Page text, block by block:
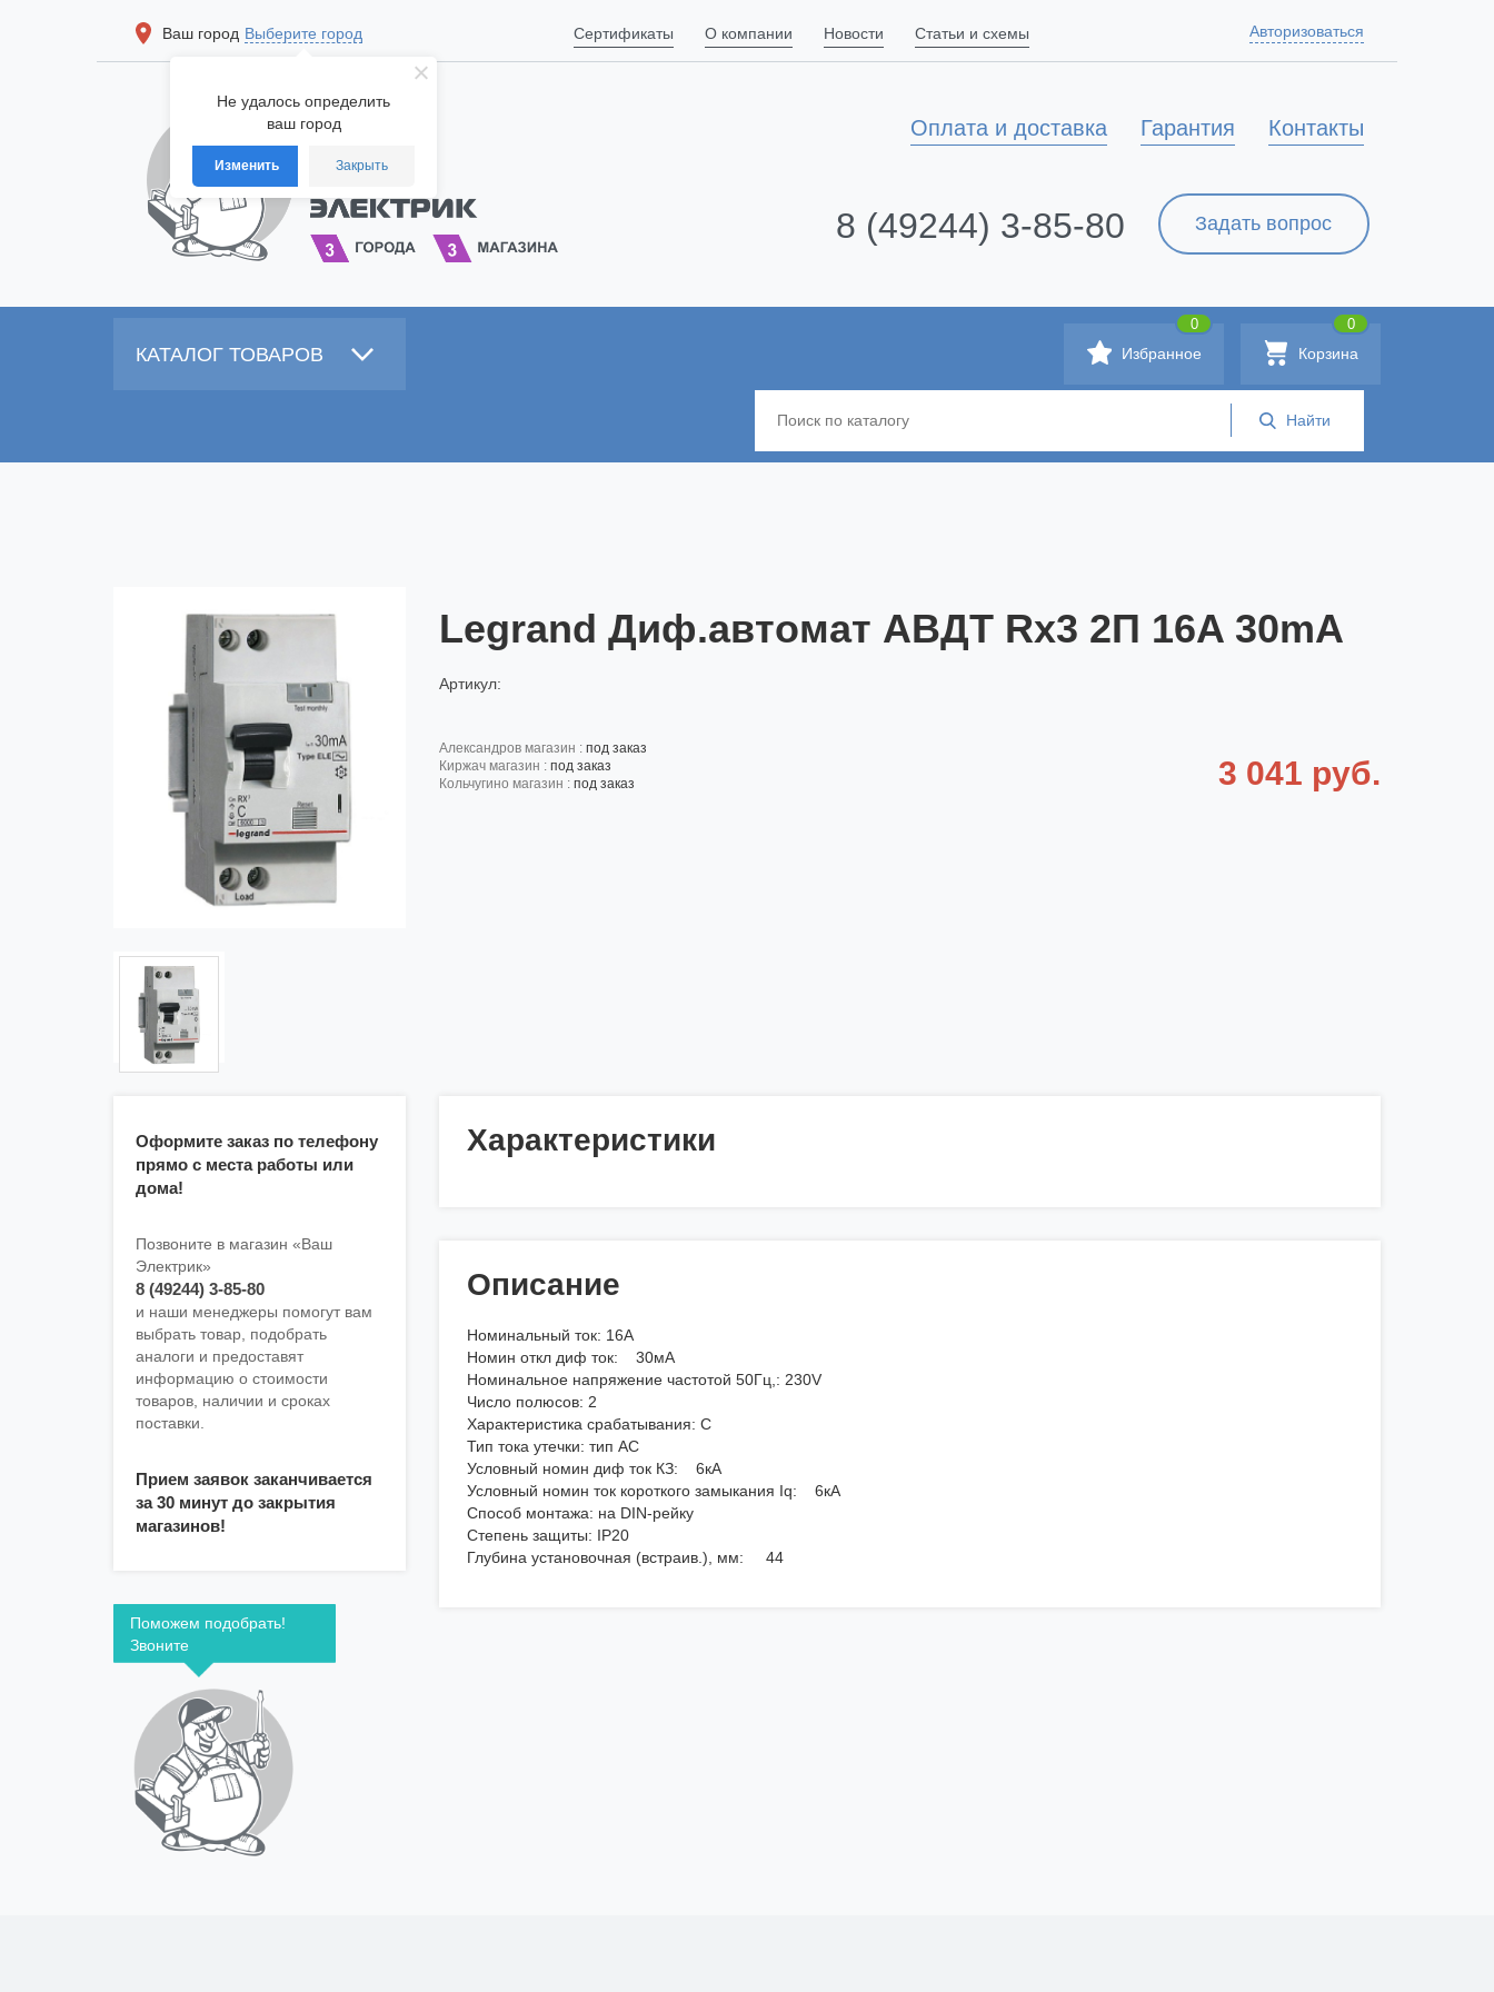
Не удалось определить
ваш город
Изменить Закрыть
Ваш город Выберите город Сертификаты О компании Новости Статьи и схемы Авторизоваться
Контакты
Гарантия
Оплата и доставка
Задать вопрос
8 (49244) 3-85-80
КАТАЛОГ ТОВАРОВ Корзина
0
Избранное
0
Legrand Диф.автомат АВДТ Rx3 2П 16A 30mA
Артикул:
александров магазин : под заказ
киржач магазин : под заказ
кольчугино магазин : под заказ 3 041 руб.
Оформите заказ по телефону
прямо с места работы или
дома!
Позвоните в магазин «Ваш
Электрик»
8 (49244) 3-85-80
и наши менеджеры помогут вам
выбрать товар, подобрать
аналоги и предоставят
информацию о стоимости
товаров, наличии и сроках
поставки.
Прием заявок заканчивается
за 30 минут до закрытия
магазинов!
Поможем подобрать!
Звоните
Характеристики
Описание
Номинальный ток: 16А
Номин откл диф ток: 30мА
Номинальное напряжение частотой 50Гц,: 230V
Число полюсов: 2
Характеристика срабатывания: С
Тип тока утечки: тип АС
Условный номин диф ток КЗ: 6кА
Условный номин ток короткого замыкания Iq: 6кА
Способ монтажа: на DIN-рейку
Степень защиты: IP20
Глубина установочная (встраив.), мм: 44